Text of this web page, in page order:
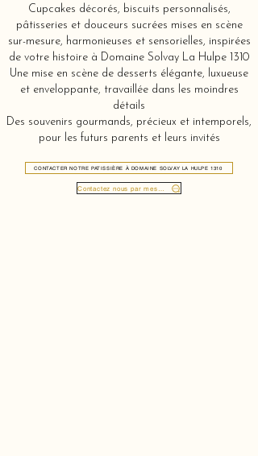
Cupcakes décorés, biscuits personnalisés,
pâtisseries et douceurs sucrées mises en scène
sur-mesure, harmonieuses et sensorielles, inspirées
de votre histoire à Domaine Solvay La Hulpe 1310
Une mise en scène de desserts élégante, luxueuse
et enveloppante, travaillée dans les moindres
détails
Des souvenirs gourmands, précieux et intemporels,
pour les futurs parents et leurs invités
CONTACTER NOTRE PATISSIÈRE À DOMAINE SOLVAY LA HULPE 1310